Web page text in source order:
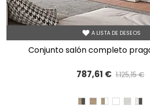
A LISTA DE DESEOS
conjunto salón completo
787,61 € 1.125,15 €
CAMBRIAN/PIZARRA
CAMBRIAN
CAMBRIAN/
BLANCO
TIBET